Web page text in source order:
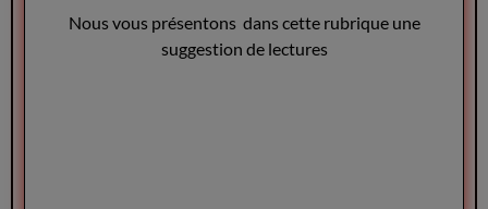
Nous vous présentons dans cette rubrique une
suggestion de lectures